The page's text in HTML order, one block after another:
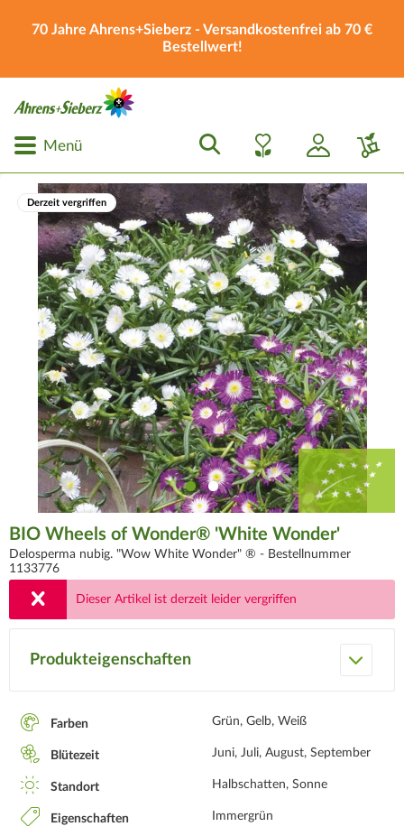
70 Jahre Ahrens+Sieberz - Versandkostenfrei ab 70 €
Bestellwert!
Menü
Derzeit vergriffen
BIO Wheels of Wonder® 'White Wonder'
Delosperma nubig. "Wow White Wonder" ® - Bestellnummer
1133776
Dieser Artikel ist derzeit leider vergriffen
Produkteigenschaften
Farben Grün, Gelb, Weiß
Blütezeit Juni, Juli, August, September
Standort Halbschatten, Sonne
Eigenschaften Immergrün